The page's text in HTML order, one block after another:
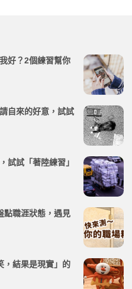
好？2個練習幫你
自來的好意，試試
試試「著陸練習」
點職涯狀態，遇見
，結果是現實」的